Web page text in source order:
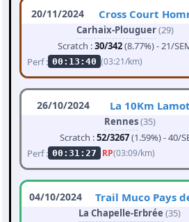
20/11/2024 Cross Court
Carhaix-Plouguer(29)
Scratch :30/342(8.77%) - 21/
Perf : 00:13:40 (03:21/km)
26/10/2024 La 10Km
Rennes(35)
Scratch :52/3267(1.59%) - 40/
Perf : 00:31:27 RP(03:09/km)
04/10/2024 Trail Muco Pays
La Chapelle-Erbrée (35)